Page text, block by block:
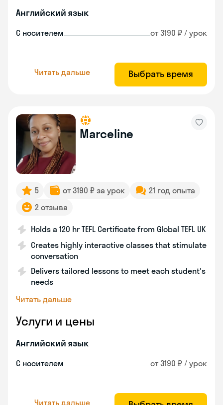
Английский язык
С носителем от 3190 ₽ / урок
Читать дальше Выбрать время
Marceline
5 от 3190 ₽ за урок
21 год опыта
2 отзыва
Holds a 120 hr TEFL Certificate from Global TEFL UK
Creates highly interactive classes that stimulate
conversation
Delivers tailored lessons to meet each student's
needs
Читать дальше
Услуги и цены
Английский язык
С носителем от 3190 ₽ / урок
Читать дальше